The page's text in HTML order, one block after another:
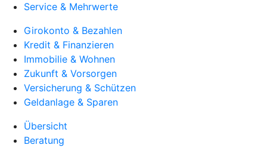
Service & Mehrwerte
Girokonto & Bezahlen
Kredit & Finanzieren
Immobilie & Wohnen
Zukunft & Vorsorgen
Versicherung & Schützen
Geldanlage & Sparen
Übersicht
Beratung